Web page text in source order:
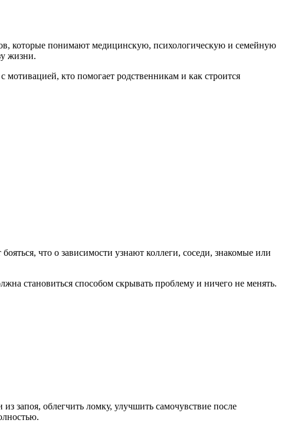
которые понимают медицинскую, психологическую и семейную
жизни.
кто помогает родственникам и как строится
что о зависимости узнают коллеги, соседи, знакомые или
становиться способом скрывать проблему и ничего не менять.
запоя, облегчить ломку, улучшить самочувствие после